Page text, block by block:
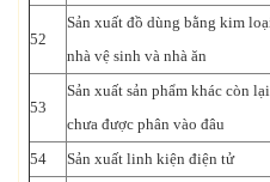
52
Sản xuất đồ dùng bằng kim
nhà vệ sinh và nhà ăn
53
Sản xuất sản phẩm khác còn
chưa được phân vào đâu
54 Sản xuất linh kiện điện tử